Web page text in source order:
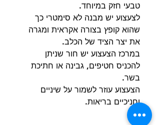
טבעי חזק במיוחד.
לצעצוע יש מבנה לא סימטרי כך
שהוא קופץ בצורה אקראית ומגרה
את יצר הציד של הכלב.
במרכז הצעצוע יש חור שניתן
להכניס חטיפים, גבינה או חתיכת
בשר.
הצעצוע עוזר לשמור על שיניים
וחניכיים בריאות.